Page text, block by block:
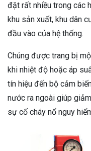
đặt rất nhiều trong các
khu sản xuất, khu dân
đầu vào của hệ thống.
Chúng được trang bị
khi nhiệt độ hoặc áp
tín hiệu đến bộ cảm
nước ra ngoài giúp
sự cố cháy nổ nguy